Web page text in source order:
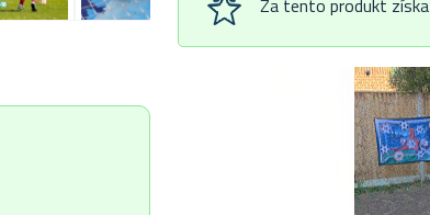
Za tento produkt